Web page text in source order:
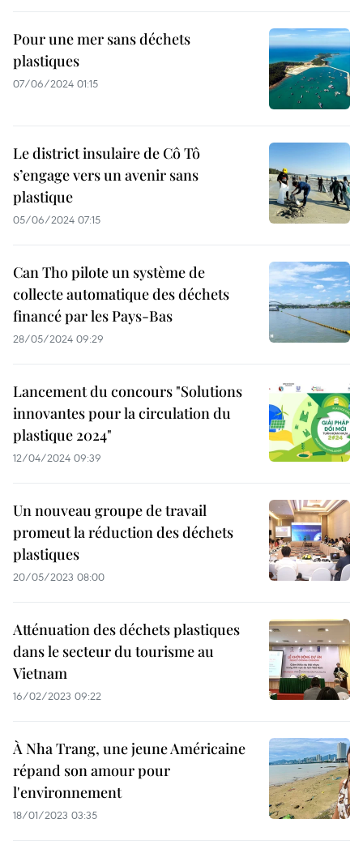
Pour une mer sans déchets
plastiques
07/06/2024 01:15
Le district insulaire de Cô Tô
s’engage vers un avenir sans
plastique
05/06/2024 07:15
Can Tho pilote un système de
collecte automatique des déchets
financé par les Pays-Bas
28/05/2024 09:29
Lancement du concours "Solutions
innovantes pour la circulation du
plastique 2024"
12/04/2024 09:39
Un nouveau groupe de travail
promeut la réduction des déchets
plastiques
20/05/2023 08:00
Atténuation des déchets plastiques
dans le secteur du tourisme au
Vietnam
16/02/2023 09:22
À Nha Trang, une jeune Américaine
répand son amour pour
l'environnement
18/01/2023 03:35